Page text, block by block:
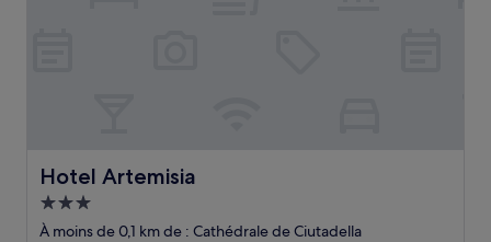
Hotel Artemisia
Hotel Artemisia
Hébergement
3.0 étoiles
À moins de 0,1 km de : Cathédrale de Ciutadella